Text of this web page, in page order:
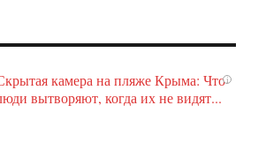
i
камера на пляже Крыма: Что
вытворяют, когда их не видят...